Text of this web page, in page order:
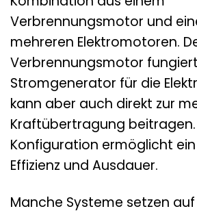
Verbrennungsmotor und
mehreren Elektromotoren.
Verbrennungsmotor
Stromgenerator für die
kann aber auch direkt zur
Kraftübertragung beitragen.
Konfiguration ermöglicht
Effizienz und Ausdauer.
Manche Systeme setzen